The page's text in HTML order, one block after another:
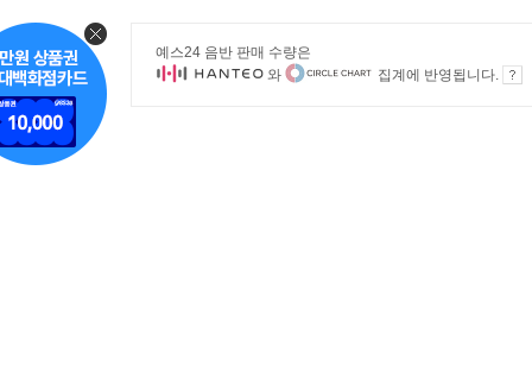
예스24 음반 판매 수량은
와
집계에 반영됩니다.